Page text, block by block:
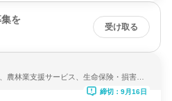
を
受け取る
農林業支援サービス、生命保険・損害保
締切：9月16日